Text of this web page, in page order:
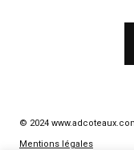
© 2024
Mentions légales